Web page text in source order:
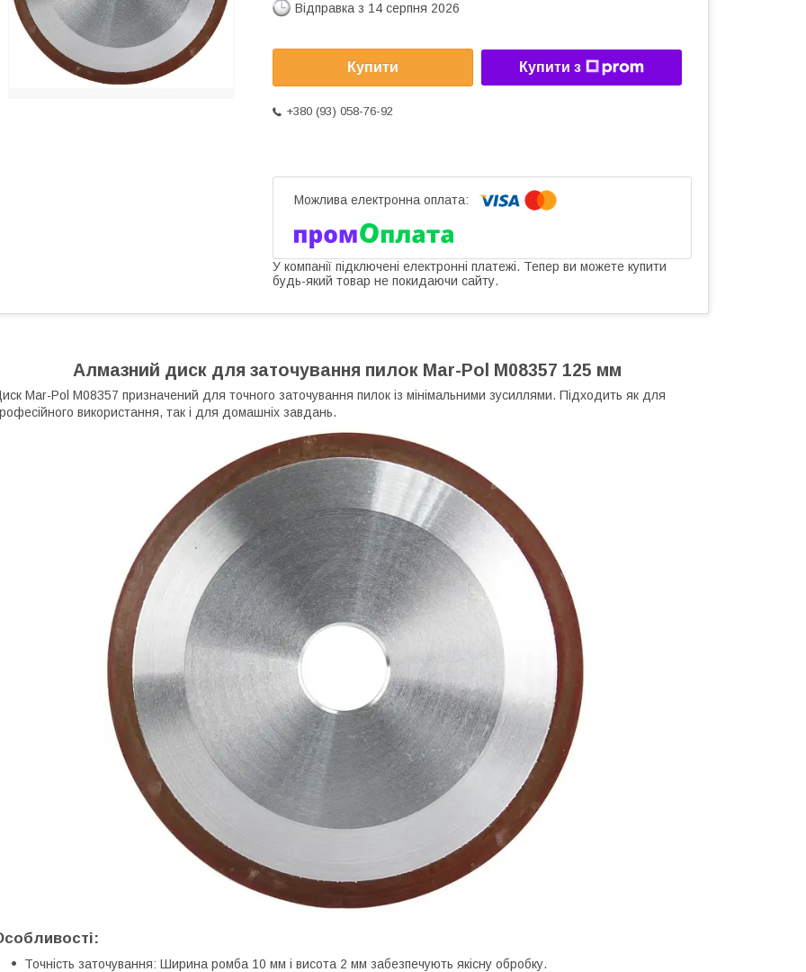
Відправка з 14 серпня 2026
Купити Купити з
+380 (93) 058-76-92
У компанії підключені електронні платежі. Тепер ви можете купити
будь-який товар не покидаючи сайту.
Алмазний диск для заточування пилок Mar-Pol M08357 125 мм
Mar-Pol M08357 призначений для точного заточування пилок із мінімальними зусиллями. Підходить як для
використання, так і для домашніх завдань.
Точність заточування: Ширина ромба 10 мм і висота 2 мм забезпечують якісну обробку.